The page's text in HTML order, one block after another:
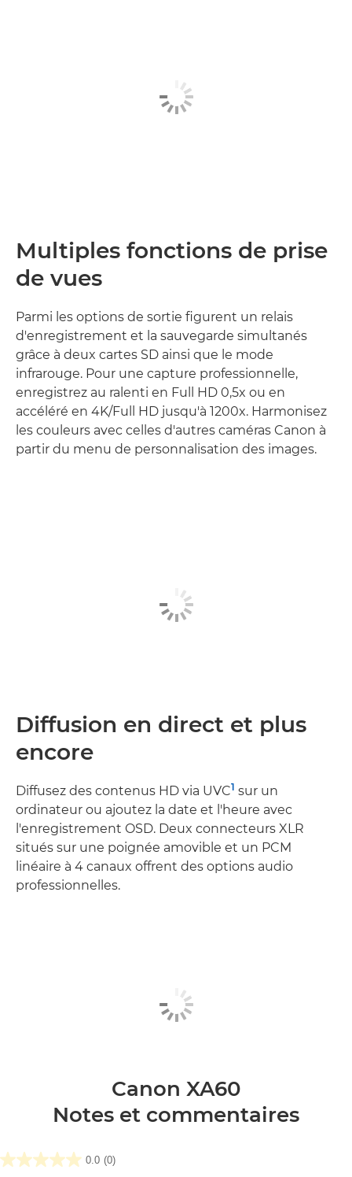
Multiples fonctions de prise
de vues
Parmi les options de sortie figurent un relais
d'enregistrement et la sauvegarde simultanés
grâce à deux cartes SD ainsi que le mode
infrarouge. Pour une capture professionnelle,
enregistrez au ralenti en Full HD 0,5x ou en
accéléré en 4K/Full HD jusqu'à 1200x. Harmonisez
les couleurs avec celles d'autres caméras Canon à
partir du menu de personnalisation des images.
Diffusion en direct et plus
encore
Diffusez des contenus HD via UVC1 sur un
ordinateur ou ajoutez la date et l'heure avec
l'enregistrement OSD. Deux connecteurs XLR
situés sur une poignée amovible et un PCM
linéaire à 4 canaux offrent des options audio
professionnelles.
Canon XA60
Notes et commentaires
0.0 (0)
0.0